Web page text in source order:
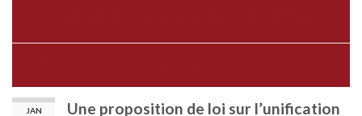
JAN
Une proposition de loi sur l’unification